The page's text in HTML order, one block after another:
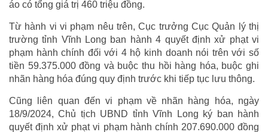
áo có tổng giá trị 460 triệu đồng.
Từ hành vi vi phạm nêu trên, Cục trưởng Cục Quản lý thị
trường tỉnh Vĩnh Long ban hành 4 quyết định xử phạt vi
phạm hành chính đối với 4 hộ kinh doanh nói trên với số
tiền 59.375.000 đồng và buộc thu hồi hàng hóa, buộc ghi
nhãn hàng hóa đúng quy định trước khi tiếp tục lưu thông.
Cũng liên quan đến vi phạm về nhãn hàng hóa, ngày
18/9/2024, Chủ tịch UBND tỉnh Vĩnh Long ký ban hành
quyết định xử phạt vi phạm hành chính 207.690.000 đồng